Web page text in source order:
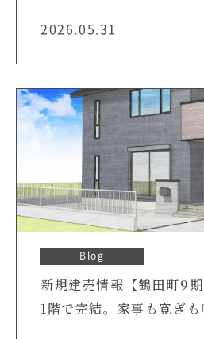
2026.05.31
Blog
新規建売情報【鶴田町9期
1階で完結。家事も寛ぎ